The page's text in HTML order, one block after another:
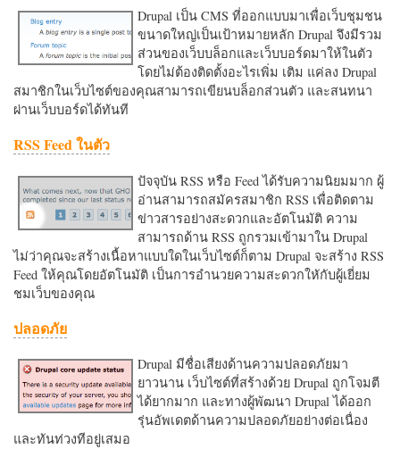
Drupal เป็น CMS ที่ออกแบบมาเพื่อเว็บชุมชน
ขนาดใหญ่เป็นเป้าหมายหลัก Drupal จึงมีรวม
ส่วนของเว็บบล็อกและเว็บบอร์ดมาให้ในตัว
โดยไม่ต้องติดตั้งอะไรเพิ่ม เติม แค่ลง Drupal
สมาชิกในเว็บไซต์ของคุณสามารถเขียนบล็อกส่วนตัว และสนทนา
ผ่านเว็บบอร์ดได้ทันที
RSS Feed ในตัว
ปัจจุบัน RSS หรือ Feed ได้รับความนิยมมาก ผู้
อ่านสามารถสมัครสมาชิก RSS เพื่อติดตาม
ข่าวสารอย่างสะดวกและอัตโนมัติ ความ
สามารถด้าน RSS ถูกรวมเข้ามาใน Drupal
ไม่ว่าคุณจะสร้างเนื้อหาแบบใดในเว็บไซต์ก็ตาม Drupal จะสร้าง RSS
Feed ให้คุณโดยอัตโนมัติ เป็นการอำนวยความสะดวกใหักับผู้เยี่ยม
ชมเว็บของคุณ
ปลอดภัย
Drupal มีชื่อเสียงด้านความปลอดภัยมา
ยาวนาน เว็บไซต์ที่สร้างด้วย Drupal ถูกโจมตี
ได้ยากมาก และทางผู้พัฒนา Drupal ได้ออก
รุ่นอัพเดตด้านความปลอดภัยอย่างต่อเนื่อง
และทันท่วงทีอยู่เสมอ